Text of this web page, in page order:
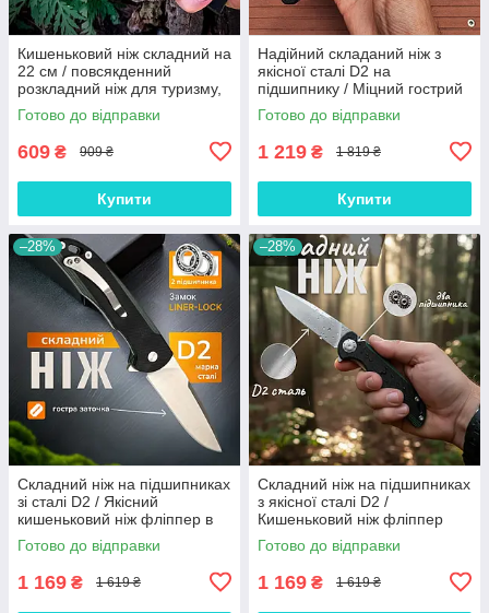
Кишеньковий ніж складний на
22 см / повсякденний
розкладний ніж для туризму,
EDC, машини, АК-180
Готово до відправки
609 ₴ 909 ₴
Купити
Надійний складаний ніж з
якісної сталі D2 на
підшипнику / Міцний гострий
кишеньковий ножик фліппер
21 см на кожен день, JJ47
Готово до відправки
1 219 ₴ 1 819 ₴
Купити
–28%
Складний ніж на підшипниках
зі сталі D2 / Якісний
кишеньковий ніж фліппер в
машину, в похід, EDC, GT-52
Готово до відправки
1 169 ₴ 1 619 ₴
–28%
Складний ніж на підшипниках
з якісної сталі D2 /
Кишеньковий ніж фліппер
розкладний EDC, для
військового (21 см), GT-52
Готово до відправки
1 169 ₴ 1 619 ₴